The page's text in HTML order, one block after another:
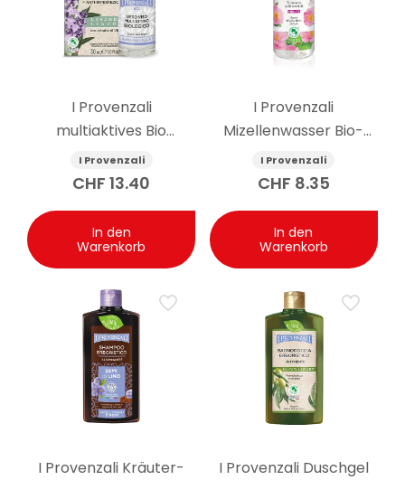
I Provenzali
multiaktives Bio
Gesichtsserum
Ligurischer Lavendel 30
I Provenzali
CHF 13.40
In den
Warenkorb
I Provenzali
Mizellenwasser Bio-
Rosenmuskatnuss 400
ml
I Provenzali
CHF 8.35
In den
Warenkorb
I Provenzali Kräuter-
I Provenzali Duschgel